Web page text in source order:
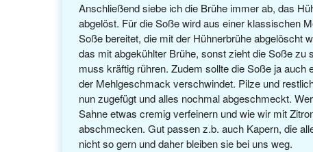
Anschließend siebe ich die Brühe immer ab, das
abgelöst. Für die Soße wird aus einer klassischen
Soße bereitet, die mit der Hühnerbrühe abgelöscht
das mit abgekühlter Brühe, sonst zieht die Soße zu
muss kräftig rühren. Zudem sollte die Soße ja auch
der Mehlgeschmack verschwindet. Pilze und
nun zugefügt und alles nochmal abgeschmeckt.
Sahne etwas cremig verfeinern und wie wir mit
abschmecken. Gut passen z.b. auch Kapern, die
nicht so gern und daher bleiben sie bei uns weg.